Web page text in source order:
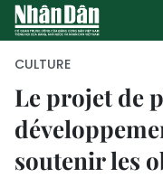
CULTURE
Le projet de
soutenir les